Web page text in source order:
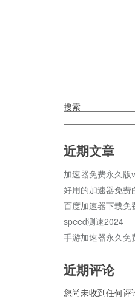
搜索
近期文章
加速器免费永久版
好用的加速器免费
百度加速器下载免
speed测速2024
手游加速器永久免
近期评论
您尚未收到任何评